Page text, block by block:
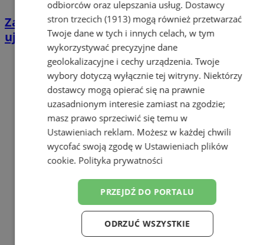
Zabrze: Trzy przypadki kradzieży prądu
ujawnione przez policję
odbiorców oraz ulepszania usług. Dostawcy
stron trzecich (1913)mogą również przetwarzać
Twoje dane w tych i innych celach, w tym
wykorzystywać precyzyjne dane
geolokalizacyjne i cechy urządzenia. Twoje
wybory dotyczą wyłącznie tej witryny. Niektórzy
dostawcy mogą opierać się na prawnie
uzasadnionym interesie zamiast na zgodzie;
masz prawo sprzeciwić się temu w
Ustawieniach reklam. Możesz w każdej chwili
wycofać swoją zgodę w Ustawieniach plików
cookie. Polityka prywatności
PRZEJDŹ DO PORTALU
ODRZUĆ WSZYSTKIE